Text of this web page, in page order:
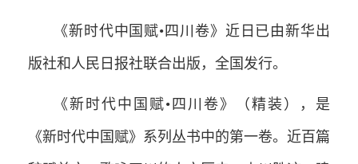
《新时代中国赋•四川卷》近日已由新华出
版社和人民日报社联合出版，全国发行。
《新时代中国赋•四川卷》（精装），是
《新时代中国赋》系列丛书中的第一卷。近百篇